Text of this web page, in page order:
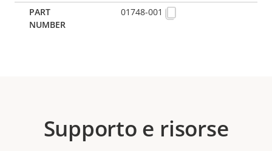
01748-001
Supporto e risorse